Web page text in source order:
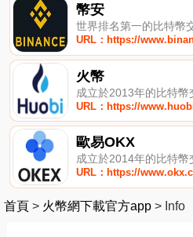
幣安
世界排名第一的比特幣
URL：https://
火幣
成立於2013年的比特幣
URL：https://
歐易OKX
成立於2014年的比特幣
URL：https://
首頁 > 火幣網下載官方app > Info